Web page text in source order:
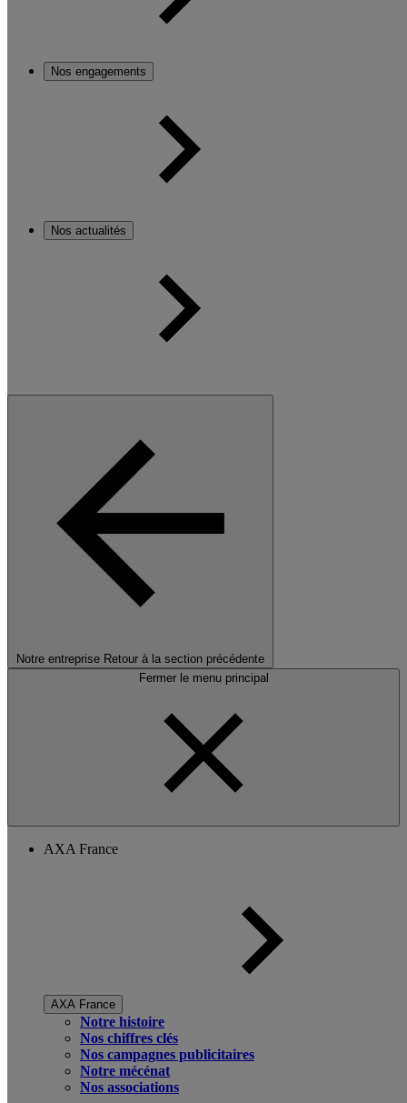
Nos engagements
Nos actualités
Notre entreprise Retour à la section précédente
Fermer le menu principal
AXA France
AXA France
Notre histoire
Nos chiffres clés
Nos campagnes publicitaires
Notre mécénat
Nos associations